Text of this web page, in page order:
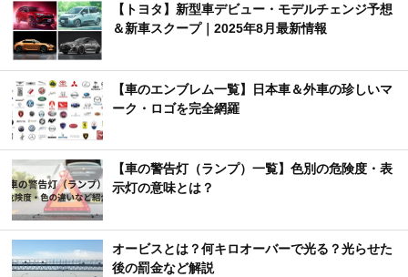
【トヨタ】新型車デビュー・モデルチェンジ予想
＆新車スクープ｜2025年8月最新情報
【車のエンブレム一覧】日本車＆外車の珍しいマ
ーク・ロゴを完全網羅
【車の警告灯（ランプ）一覧】色別の危険度・表
示灯の意味とは？
オービスとは？何キロオーバーで光る？光らせた
後の罰金など解説